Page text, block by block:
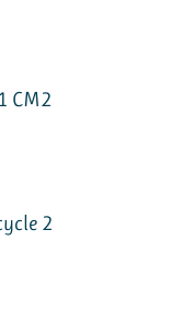
CM2
2